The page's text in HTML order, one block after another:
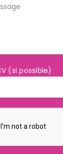
(si possible)